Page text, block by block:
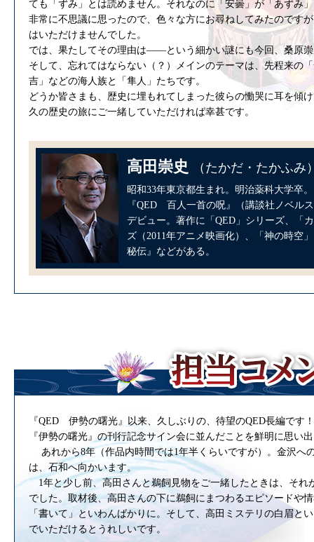
ても「ずみ」とは読めません。それなのに「安曇」が「あず
非常に不思議に思ったので、色々な方にお尋ねしてみたのです
はいただけませんでした。
では、果たしてその理由は――という細かい謎にも今回、桑原
そして、忘れてはならない（？）メインのテーマは、先程来の
吉」などの海人族と「隼人」たちです。
どうか皆さまも、歴史に埋もれてしまった彼らの慟哭に耳を傾
久の歴史の旅にご一緒していただければ幸甚です。
高田崇史 （たかだ・たかふみ
昭和33年東京都生まれ。明治薬科大学卒。
『QED 百人一首の呪』（講談社ノベル
デビュー。著作に「QED」シリーズ、「
ズ（2011年アニメ映画化）、「神の時
秘伝』などがある。
『QED 伊勢の曙光』以来、久しぶりの、待望のQED長編で
『伊勢の曙光』の刊行記念サイン会に並んだことを鮮明に思い
あれから8年（作品内時間では1年半くらいですが）。金沢へ
は、石和へ向かいます。
1年と少し前、高田さんと鵜飼見物をご一緒したときは、それ
でした。取材後、高田さんの下に鵜飼にまつわるエピソードや
「書いて」といわんばかりに。そして、高田ミステリの白眉と
でいただけるとうれしいです。